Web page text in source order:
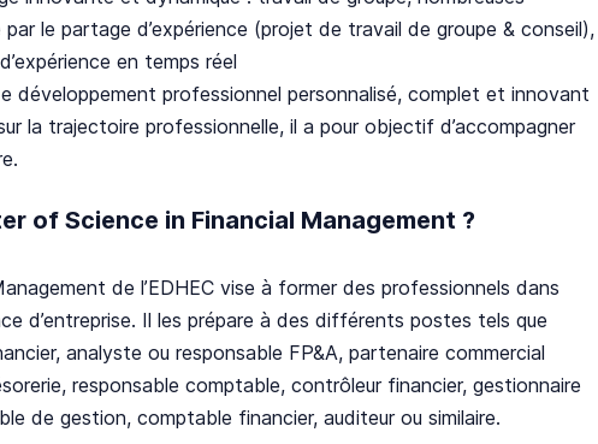
le partage d’expérience (projet de travail de groupe & conseil),
en temps réel
développement professionnel personnalisé, complet et innovant
la trajectoire professionnelle, il a pour objectif d’accompagner
of Science in Financial Management ?
de l’EDHEC vise à former des professionnels dans
d’entreprise. Il les prépare à des différents postes tels que
analyste ou responsable FP&A, partenaire commercial
responsable comptable, contrôleur financier, gestionnaire
de gestion, comptable financier, auditeur ou similaire.